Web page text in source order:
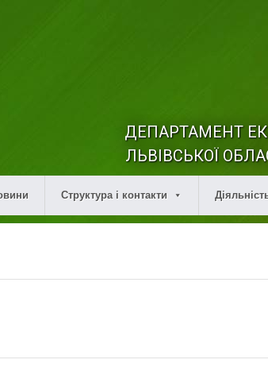
ДЕПАРТАМЕНТ
ЛЬВІВСЬКОЇ
Структура і контакти